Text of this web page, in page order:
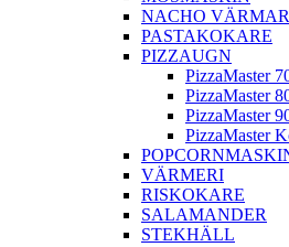
NACHO
PASTAKOKARE
PIZZAUGN
PizzaMaster
PizzaMaster
PizzaMaster
PizzaMaster
VÄRMERI
RISKOKARE
SALAMANDER
STEKHÄLL